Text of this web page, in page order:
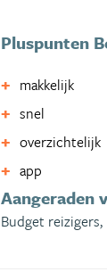
Pluspunten
makkelijk
snel
overzichtelijk
app
Aangeraden
Budget reizigers,